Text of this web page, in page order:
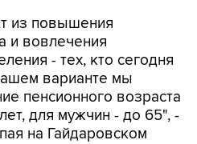
из повышения
и вовлечения
- тех, кто сегодня
варианте мы
пенсионного возраста
для мужчин - до 65", -
на Гайдаровском